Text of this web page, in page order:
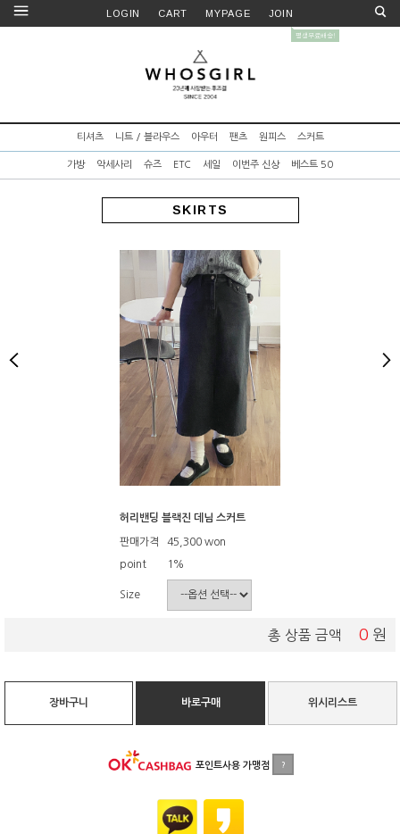
LOGIN CART MYPAGE JOIN
티셔츠 니트 / 블라우스 아우터 팬츠 원피스 스커트
가방 악세사리 슈즈 ETC 세일 이번주 신상 베스트 50
SKIRTS
허리밴딩 블랙진 데님 스커트
판매가격 45,300 won
point 1%
Size
총 상품 금액 0 원
장바구니 바로구매 위시리스트
포인트사용 가맹점 ?